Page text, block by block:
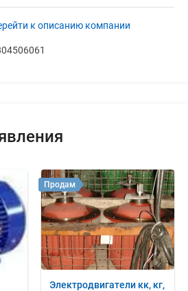
к описанию компании
Электродвигатели кк, кг,
Продам